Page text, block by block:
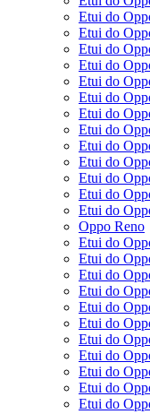
Etui do
Etui do
Etui do
Etui do
Etui do
Etui do
Etui do
Etui do
Etui do
Etui do
Etui do
Etui do
Etui do
Oppo Reno
Etui do
Etui do
Etui do
Etui do
Etui do
Etui do
Etui do
Etui do
Etui do
Etui do
Etui do